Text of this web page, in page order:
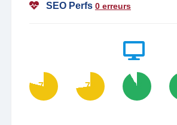
SEO Perfs 0 erreurs
79 73 92